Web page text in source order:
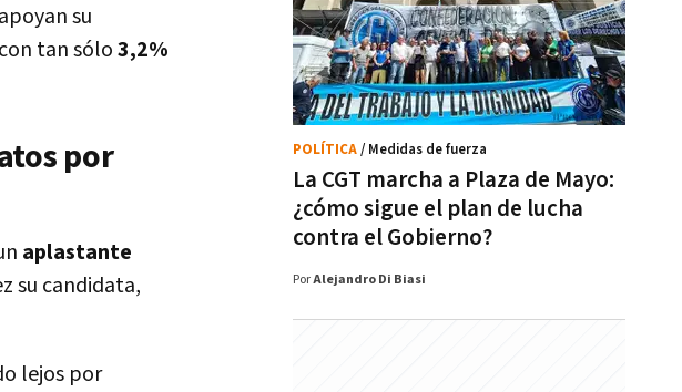
su
con tan sólo3,2%
por
aplastante
su candidata,
lejos por
La CGT marcha a Plaza de Mayo:
¿cómo sigue el plan de lucha
contra el Gobierno?
POLÍTICA/ Medidas de fuerza
PorAlejandro Di Biasi